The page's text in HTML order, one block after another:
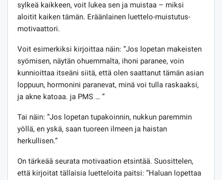
sylkeä kaikkeen, voit lukea sen ja muistaa – miksi
aloitit kaiken tämän. Eräänlainen luettelo-muistutus-
motivaattori.
Voit esimerkiksi kirjoittaa näin: ”Jos lopetan makeisten
syömisen, näytän ohuemmalta, ihoni paranee, voin
kunnioittaa itseäni siitä, että olen saattanut tämän asian
loppuun, hormonini paranevat, minä voi tulla raskaaksi,
ja akne katoaa. ja PMS … ”
Tai näin: ”Jos lopetan tupakoinnin, nukkun paremmin
yöllä, en yskä, saan tuoreen ilmeen ja haistan
herkullisen.”
On tärkeää seurata motivaation etsintää. Suosittelen,
että kirjoitat tällaisia ​​luetteloita paitsi: ”Haluan lopettaa